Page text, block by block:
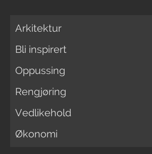
Arkitektur
Bli inspirert
Oppussing
Rengjøring
Vedlikehold
Økonomi